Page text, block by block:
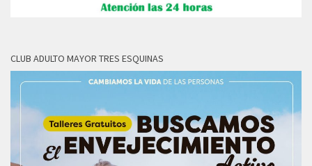
CLUB ADULTO MAYOR TRES ESQUINAS